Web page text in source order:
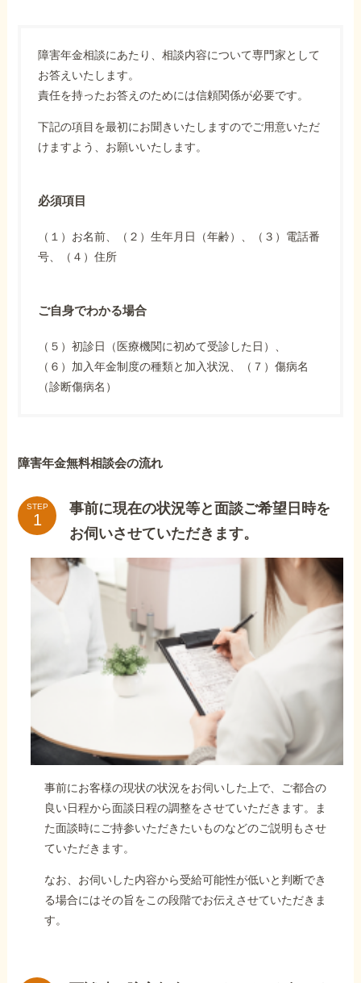
障害年金相談にあたり、相談内容について専門家として
お答えいたします。
責任を持ったお答えのためには信頼関係が必要です。
下記の項目を最初にお聞きいたしますのでご用意いただ
けますよう、お願いいたします。
必須項目
（１）お名前、（２）生年月日（年齢）、（３）電話番
号、（４）住所
ご自身でわかる場合
（５）初診日（医療機関に初めて受診した日）、
（６）加入年金制度の種類と加入状況、（７）傷病名
（診断傷病名）
障害年金無料相談会の流れ
STEP
事前に現在の状況等と面談ご希望日時を
お伺いさせていただきます。
事前にお客様の現状の状況をお伺いした上で、ご都合の
良い日程から面談日程の調整をさせていただきます。ま
た面談時にご持参いただきたいものなどのご説明もさせ
ていただきます。
なお、お伺いした内容から受給可能性が低いと判断でき
る場合にはその旨をこの段階でお伝えさせていただきま
す。